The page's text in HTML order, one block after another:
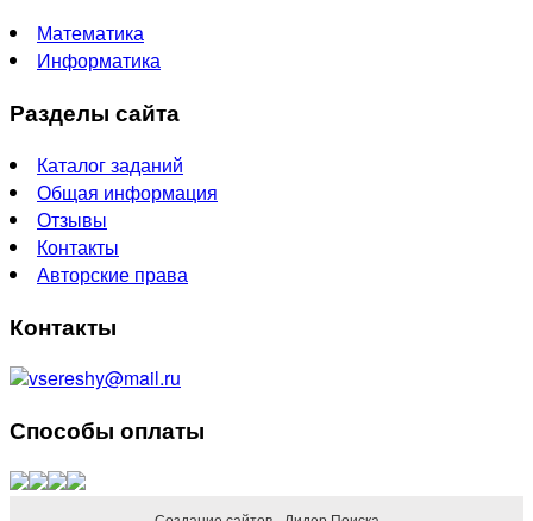
Математика
Информатика
Разделы сайта
Каталог заданий
Общая информация
Отзывы
Контакты
Авторские права
Контакты
vsereshy@mail.ru
Способы оплаты